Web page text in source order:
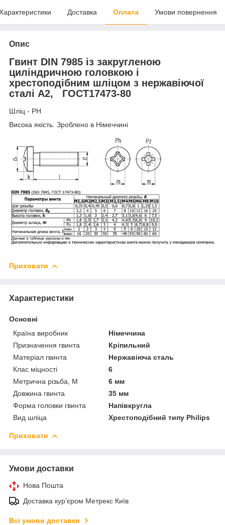
Доставка Оплата Умови повернення
Опис
Гвинт DIN 7985 із закругленою
циліндричною головкою і
хрестоподібним шліцом з нержавіючої
сталі А2, ГОСТ17473-80
Шліц - РН
Висока якість. Зроблено в Німеччині
Приховати
Характеристики
Основні
Країна виробник
Німеччина
Призначення гвинта
Кріпильний
Матеріал гвинта
Нержавіюча сталь
Клас міцності
6
Метрична різьба, М
6 мм
Довжина гвинта
35 мм
Форма головки гвинта
Напівкругла
Вид шліца
Хрестоподібний типу Philips
Приховати
Умови доставки
Нова Пошта
Доставка курʼєром Метрекс Київ
Всі умови доставки